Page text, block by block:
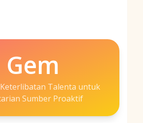
Gem
Talenta untuk
Sumber Proaktif